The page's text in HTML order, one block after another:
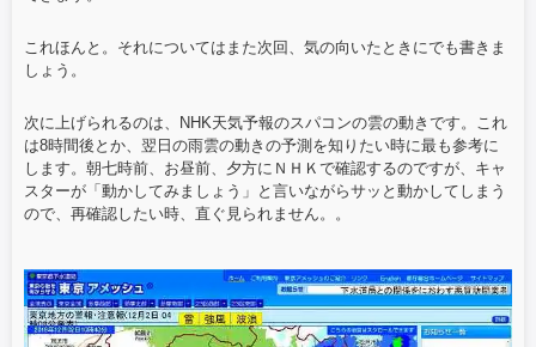
これほんと。それについてはまた次回、気の向いたときにでも書きま
しょう。
次に上げられるのは、NHK天気予報のスパコンの雲の動きです。これ
は8時間後とか、翌日の雨雲の動きの予測を知りたい時に最も参考に
します。朝七時前、お昼前、夕方にＮＨＫで確認するのですが、キャ
スターが「動かしてみましょう」と言いながらサッと動かしてしまう
ので、再確認したい時、直ぐ見られません。。